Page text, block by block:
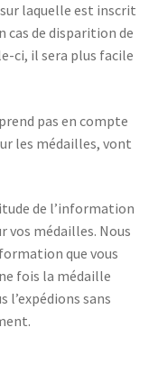
laquelle est inscrit
cas de disparition de
ci, il sera plus facile
pas en compte
les médailles, vont
de l’information
vos médailles. Nous
que vous
fois la médaille
l’expédions sans